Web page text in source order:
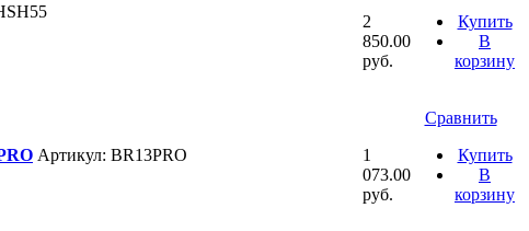
2
850.00
руб.
Купить
В
корзину
Артикул: BR13PRO
1
073.00
руб.
Сравнить
Купить
В
корзину